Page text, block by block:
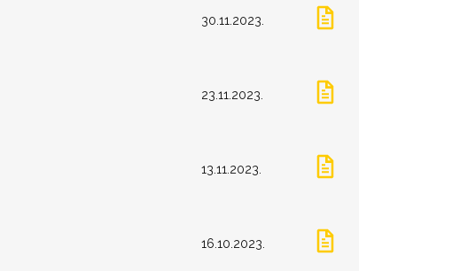
30.11.2023.
23.11.2023.
13.11.2023.
16.10.2023.